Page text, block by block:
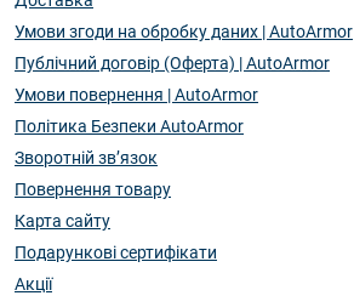
Умови згоди на обробку даних | AutoArmor
Публічний договір (Оферта) | AutoArmor
Умови повернення | AutoArmor
Політика Безпеки AutoArmor
Зворотній зв’язок
Повернення товару
Карта сайту
Подарункові сертифікати
Акції